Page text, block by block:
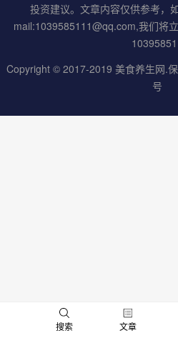
投资建议。文章内容仅供参考，
mail:1039585111@qq.com,我们将
Copyright © 2017-2019 美食养生网.
号
搜索 文章